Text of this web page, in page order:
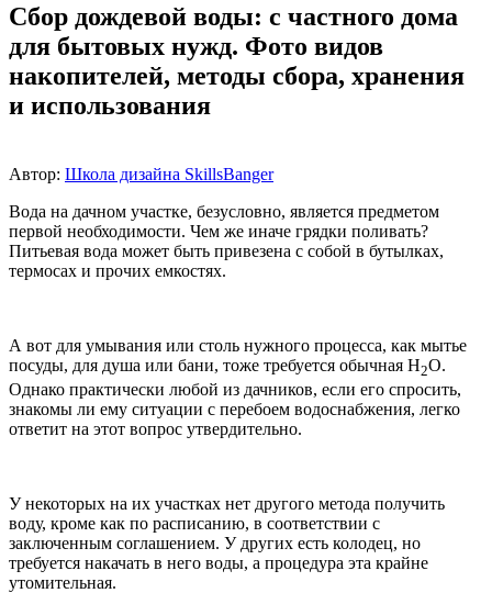
Сбор дождевой воды: с частного дома
для бытовых нужд. Фото видов
накопителей, методы сбора, хранения
и использования
Автор: Школа дизайна SkillsBanger
Вода на дачном участке, безусловно, является предметом
первой необходимости. Чем же иначе грядки поливать?
Питьевая вода может быть привезена с собой в бутылках,
термосах и прочих емкостях.
А вот для умывания или столь нужного процесса, как мытье
посуды, для душа или бани, тоже требуется обычная H2O.
Однако практически любой из дачников, если его спросить,
знакомы ли ему ситуации с перебоем водоснабжения, легко
ответит на этот вопрос утвердительно.
У некоторых на их участках нет другого метода получить
воду, кроме как по расписанию, в соответствии с
заключенным соглашением. У других есть колодец, но
требуется накачать в него воды, а процедура эта крайне
утомительная.